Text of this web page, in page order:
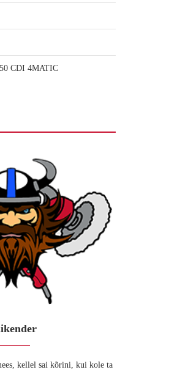
CDI 4MATIC
kellel sai kõrini, kui kole ta